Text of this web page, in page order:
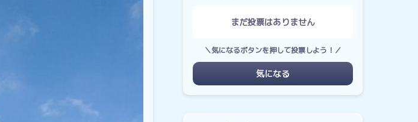
まだ投票はありません
＼気になるボタンを押して投票しよう！／
気になる